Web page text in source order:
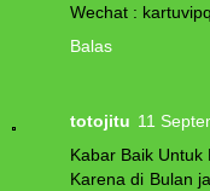
Wechat :
Balas
totojitu 11
Kabar Baik
Karena di Bulan